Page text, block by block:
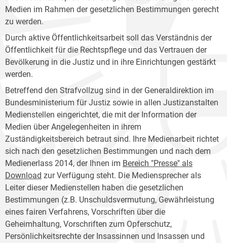
Medien im Rahmen der gesetzlichen Bestimmungen gerecht
zu werden.
Durch aktive Öffentlichkeitsarbeit soll das Verständnis der
Öffentlichkeit für die Rechtspflege und das Vertrauen der
Bevölkerung in die Justiz und in ihre Einrichtungen gestärkt
werden.
Betreffend den Strafvollzug sind in der Generaldirektion im
Bundesministerium für Justiz sowie in allen Justizanstalten
Medienstellen eingerichtet, die mit der Information der
Medien über Angelegenheiten in ihrem
Zuständigkeitsbereich betraut sind. Ihre Medienarbeit richtet
sich nach den gesetzlichen Bestimmungen und nach dem
Medienerlass 2014, der Ihnen im Bereich "Presse" als
Download zur Verfügung steht. Die Mediensprecher als
Leiter dieser Medienstellen haben die gesetzlichen
Bestimmungen (z.B. Unschuldsvermutung, Gewährleistung
eines fairen Verfahrens, Vorschriften über die
Geheimhaltung, Vorschriften zum Opferschutz,
Persönlichkeitsrechte der Insassinnen und Insassen und